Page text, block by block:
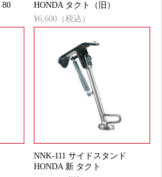
80
HONDA タクト（旧）
¥6,600（税込）
NNK-111 サイドスタンド
HONDA 新 タクト